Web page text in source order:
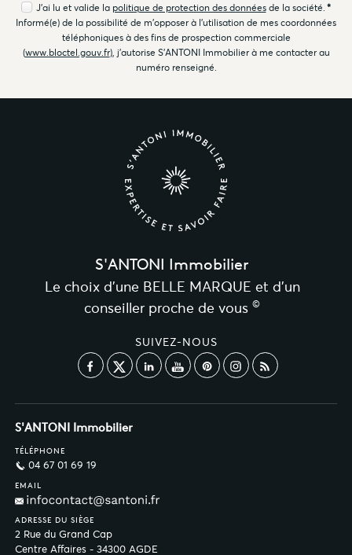
J'ai lu et valide la politique de protection des donnéesde la société. *
Informé(e) de la possibilité de m'opposer à l'utilisation de mes coordonnées
téléphoniques à des fins de prospection commerciale
(www.bloctel.gouv.fr), j'autorise S'ANTONI Immobilier à me contacter au
numéro renseigné.
S'ANTONI Immobilier
Le choix d’une BELLE MARQUE et d’un
conseiller proche de vous ©
SUIVEZ-NOUS
S'ANTONI Immobilier
TÉLÉPHONE
04 67 01 69 19
EMAIL
ADRESSE DU SIÈGE
2 Rue du Grand Cap
Centre Affaires - 34300 AGDE